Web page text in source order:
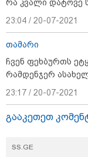
რა კვალი დატოვე
23:04 / 20-07-2021
თამარი
ჩვენ ფეხბურთს
რამდენჯერ
23:17 / 20-07-2021
გააკეთეთ
SS.GE